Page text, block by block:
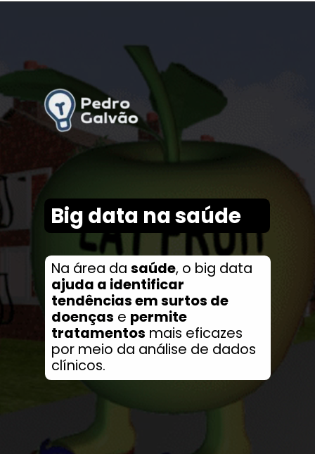
Na área da saúde, o big data
ajuda a identificar
tendências em surtos de
doenças e permite
tratamentos mais eficazes
por meio da análise de dados
clínicos.
Big data na saúde